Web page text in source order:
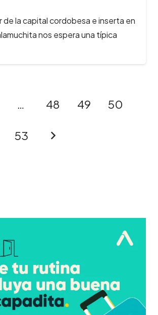
de la capital cordobesa e inserta en
nos espera una típica
… 48 49 50
53